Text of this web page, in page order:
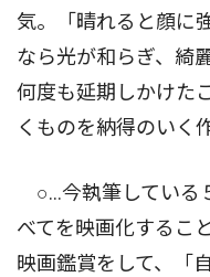
気。「晴れると顔に
なら光が和らぎ、綺
何度も延期しかけた
くものを納得のいく
○…今執筆している
べてを映画化するこ
映画鑑賞をして、「